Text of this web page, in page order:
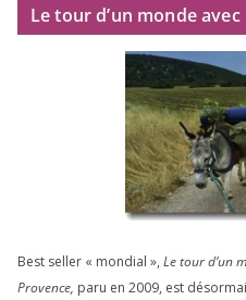
Le tour d’un monde
Best sel­ler « mon­dial », Le tour d’un
Provence, paru en 2009, est